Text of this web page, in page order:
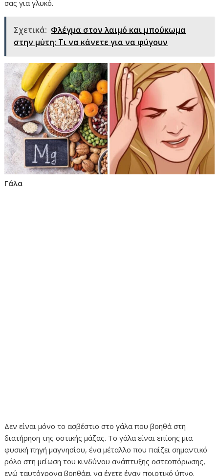
σας για γλυκό.
Σχετικά: Φλέγμα στον λαιμό και μπούκωμα
στην μύτη: Τι να κάνετε για να φύγουν
Γάλα
Δεν είναι μόνο το ασβέστιο στο γάλα που βοηθά στη
διατήρηση της οστικής μάζας. Το γάλα είναι επίσης μια
φυσική πηγή μαγνησίου, ένα μέταλλο που παίζει σημαντικό
ρόλο στη μείωση του κινδύνου ανάπτυξης οστεοπόρωσης,
ενώ ταυτόχρονα βοηθάει να έχετε έναν ποιοτικό ύπνο.